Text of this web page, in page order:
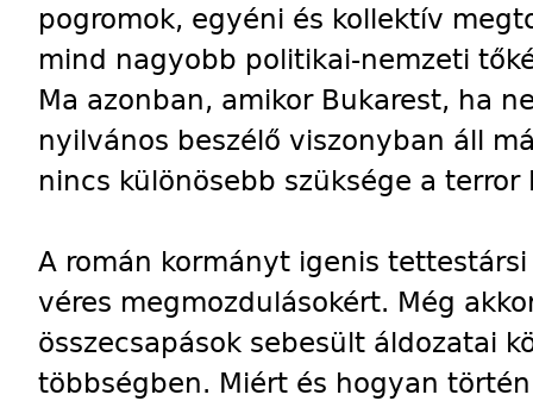
pogromok, egyéni és kollektív
mind nagyobb politikai-nemzeti
Ma azonban, amikor Bukarest, ha
nyilvános beszélő viszonyban áll
nincs különösebb szüksége a
A román kormányt igenis
véres megmozdulásokért. Még
összecsapások sebesült áldozatai
többségben. Miért és hogyan